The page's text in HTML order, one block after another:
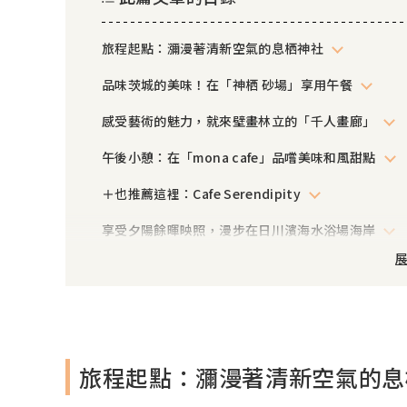
旅程起點：瀰漫著清新空氣的息栖神社
品味茨城的美味！在「神栖 砂場」享用午餐
感受藝術的魅力，就來壁畫林立的「千人畫廊」
午後小憩：在「mona cafe」品嚐美味和風甜點
＋也推薦這裡：Cafe Serendipity
享受夕陽餘暉映照，漫步在日川濱海水浴場海岸
旅程起點：瀰漫著清新空氣的